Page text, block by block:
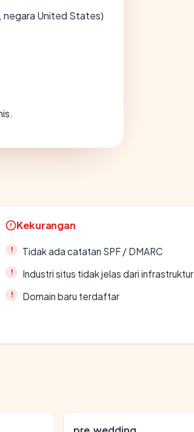
negara United States)
Kekurangan
Tidak ada catatan SPF / DMARC
Industri situs tidak jelas dari infrastruktur
Domain baru terdaftar